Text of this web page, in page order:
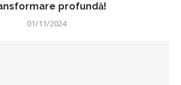
profundă!
01/11/2024